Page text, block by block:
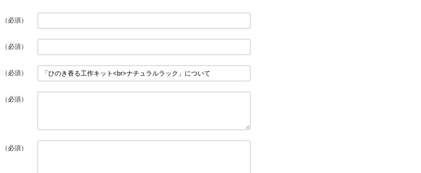
（必須）
（必須）
（必須）
（必須）
（必須）